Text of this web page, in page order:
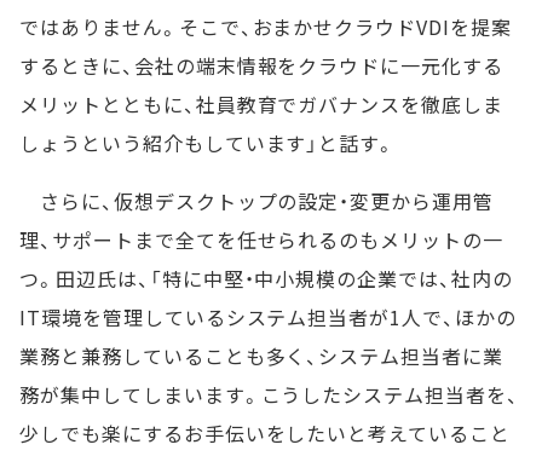
ではありません。そこで、おまかせクラウドVDIを提案
するときに、会社の端末情報をクラウドに一元化する
メリットとともに、社員教育でガバナンスを徹底しま
しょうという紹介もしています」と話す。
さらに、仮想デスクトップの設定・変更から運用管
理、サポートまで全てを任せられるのもメリットの一
つ。田辺氏は、「特に中堅・中小規模の企業では、社内の
IT環境を管理しているシステム担当者が1人で、ほかの
業務と兼務していることも多く、システム担当者に業
務が集中してしまいます。こうしたシステム担当者を、
少しでも楽にするお手伝いをしたいと考えていること